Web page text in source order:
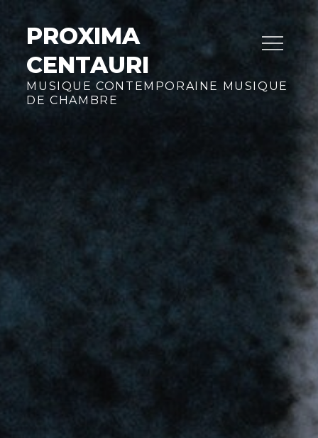
contentPROXIMA
CENTAURI
MUSIQUE CONTEMPORAINE MUSIQUE
DE CHAMBRE